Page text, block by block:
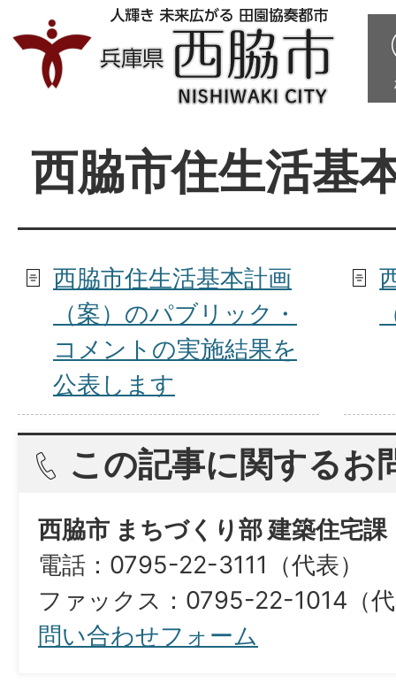
西脇市住生活基
西脇市住生活基本計画
（案）のパブリック・
コメントの実施結果を
公表します
この記事に関するお
西脇市 まちづくり部 建築住宅課
電話：0795-22-3111（代表）
ファックス：0795-22-1014（
問い合わせフォーム